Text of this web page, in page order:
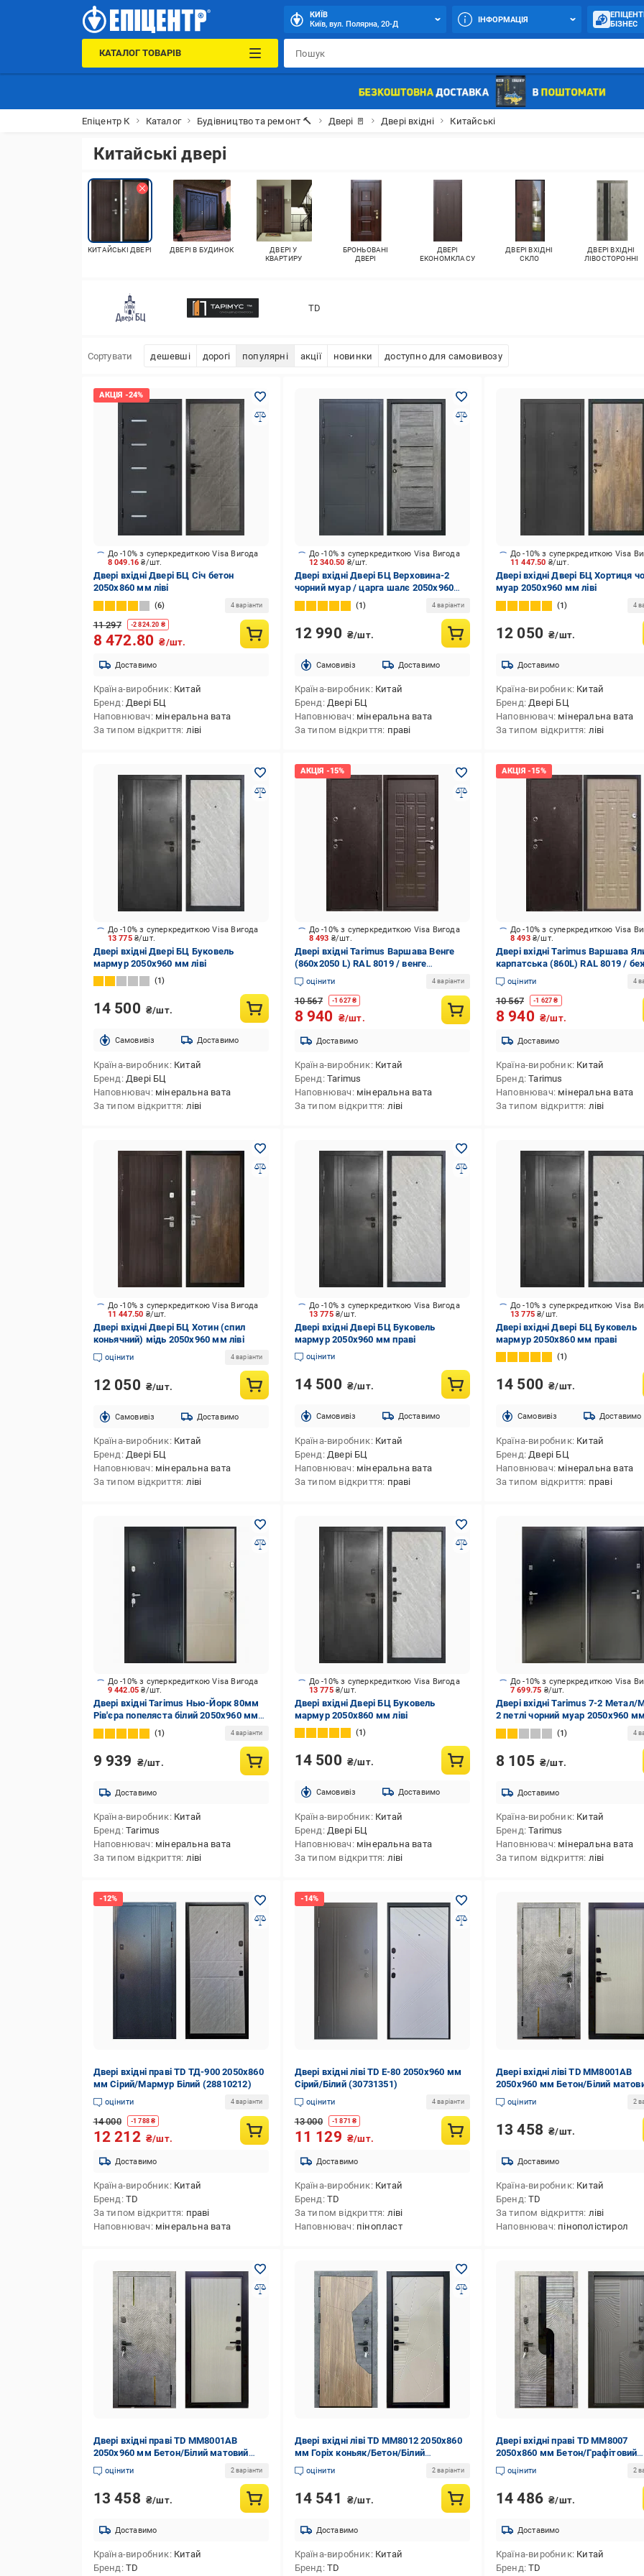
КИЇВ
Київ, вул. Полярна, 20-Д
ІНФОРМАЦІЯ
БІЗНЕС
КАТАЛОГ ТОВАРІВ
Епіцентр К Каталог Будівництво та ремонт 🔨 Двері 🚪 Двері вхідні Китайські
Китайські двері
КИТАЙСЬКІ ДВЕРІ ДВЕРІ В БУДИНОК
ДВЕРІ У
КВАРТИРУ
БРОНЬОВАНІ
ДВЕРІ
ДВЕРІ
ЕКОНОМКЛАСУ
ДВЕРІ ВХІДНІ
СКЛО
ДВЕРІ ВХІДНІ
ЛІВОСТОРОННІ
TD
Сортувати дешевші дорогі популярні акції новинки доступно для самовивозу
8 049.16₴/шт.
До -10% з суперкредиткою Visa Вигода
Двері вхідні Двері БЦ Січ бетон
2050х860 мм ліві
6 4 варіанти
11 297 -2 824.20 ₴
8 472.80 ₴/шт.
Доставимо
Країна-виробник Китай
Бренд Двері БЦ
Наповнювач мінеральна вата
За типом відкриття ліві
12 340.50 ₴/шт.
До -10% з суперкредиткою Visa Вигода
Двері вхідні Двері БЦ Верховина-2
чорний муар / царга шалє 2050x960
мм праві
1 4 варіанти
12 990 ₴/шт.
Cамовивіз Доставимо
Країна-виробник Китай
Бренд Двері БЦ
Наповнювач мінеральна вата
За типом відкриття праві
11 447.50 ₴/шт.
До -10% з суперкредиткою Visa
Двері вхідні Двері БЦ Хортиця
муар 2050x960 мм ліві
1 4
12 050 ₴/шт.
Доставимо
Країна-виробник Китай
Бренд Двері БЦ
Наповнювач мінеральна вата
За типом відкриття ліві
13 775 ₴/шт.
До -10% з суперкредиткою Visa Вигода
Двері вхідні Двері БЦ Буковель
мармур 2050x960 мм ліві
1
14 500 ₴/шт.
Cамовивіз Доставимо
Країна-виробник Китай
Бренд Двері БЦ
Наповнювач мінеральна вата
За типом відкриття ліві
8 493 ₴/шт.
До -10% з суперкредиткою Visa Вигода
Двері вхідні Tarimus Варшава Венге
(860х2050 L) RAL 8019 / венге
2050х860 мм ліві
оцінити 4 варіанти
10 567 -1 627 ₴
8 940 ₴/шт.
Доставимо
Країна-виробник Китай
Бренд Tarimus
Наповнювач мінеральна вата
За типом відкриття ліві
8 493 ₴/шт.
До -10% з суперкредиткою Visa
Двері вхідні Tarimus Варшава
карпатська (860L) RAL 8019 /
2050х860 мм ліві
оцінити 4
10 567 -1 627 ₴
8 940 ₴/шт.
Доставимо
Країна-виробник Китай
Бренд Tarimus
Наповнювач мінеральна вата
За типом відкриття ліві
11 447.50 ₴/шт.
До -10% з суперкредиткою Visa Вигода
Двері вхідні Двері БЦ Хотин (спил
коньячний) мідь 2050x960 мм ліві
оцінити 4 варіанти
12 050 ₴/шт.
Cамовивіз Доставимо
Країна-виробник Китай
Бренд Двері БЦ
Наповнювач мінеральна вата
За типом відкриття ліві
13 775₴/шт.
До -10% з суперкредиткою Visa Вигода
Двері вхідні Двері БЦ Буковель
мармур 2050x960 мм праві
оцінити
14 500 ₴/шт.
Cамовивіз Доставимо
Країна-виробник Китай
Бренд Двері БЦ
Наповнювач мінеральна вата
За типом відкриття праві
13 775₴/шт.
До -10% з суперкредиткою Visa
Двері вхідні Двері БЦ Буковель
мармур 2050х860 мм праві
1
14 500 ₴/шт.
Cамовивіз Доставимо
Країна-виробник Китай
Бренд Двері БЦ
Наповнювач мінеральна вата
За типом відкриття праві
9 442.05₴/шт.
До -10% з суперкредиткою Visa Вигода
Двері вхідні Tarimus Нью-Йорк 80мм
Рів'єра попеляста білий 2050x960 мм
ліві
1 4 варіанти
9 939 ₴/шт.
Доставимо
Країна-виробник Китай
Бренд Tarimus
Наповнювач мінеральна вата
За типом відкриття ліві
13 775₴/шт.
До -10% з суперкредиткою Visa Вигода
Двері вхідні Двері БЦ Буковель
мармур 2050х860 мм ліві
1
14 500 ₴/шт.
Cамовивіз Доставимо
Країна-виробник Китай
Бренд Двері БЦ
Наповнювач мінеральна вата
За типом відкриття ліві
7 699.75 ₴/шт.
До -10% з суперкредиткою Visa
Двері вхідні Tarimus 7-2 Метал/
2 петлі чорний муар 2050x960 мм
1 4
8 105 ₴/шт.
Доставимо
Країна-виробник Китай
Бренд Tarimus
Наповнювач мінеральна вата
За типом відкриття ліві
Двері вхідні праві TD ТД-900 2050х860
мм Сірий/Мармур Білий (28810212)
оцінити 4 варіанти
14 000 -1 788₴
12 212 ₴/шт.
Доставимо
Країна-виробник Китай
Бренд TD
За типом відкриття праві
Наповнювач мінеральна вата
Двері вхідні ліві TD E-80 2050х960 мм
Сірий/Білий (30731351)
оцінити 4 варіанти
13 000 -1 871 ₴
11 129 ₴/шт.
Доставимо
Країна-виробник Китай
Бренд TD
За типом відкриття ліві
Наповнювач пінопласт
Двері вхідні ліві TD MM8001АВ
2050x960 мм Бетон/Білий
(33514714)
оцінити 2
13 458 ₴/шт.
Доставимо
Країна-виробник Китай
Бренд TD
За типом відкриття ліві
Наповнювач пінополістирол
Двері вхідні праві TD MM8001АВ
2050x960 мм Бетон/Білий матовий
(33514722)
оцінити 2 варіанти
13 458 ₴/шт.
Доставимо
Країна-виробник Китай
Бренд TD
Двері вхідні ліві TD MM8012 2050х860
мм Горіх коньяк/Бетон/Білий
(33514876)
оцінити 2 варіанти
14 541 ₴/шт.
Доставимо
Країна-виробник Китай
Бренд TD
Двері вхідні праві TD MM8007
2050x860 мм Бетон/Графітовий
(33514861)
оцінити 2
14 486 ₴/шт.
Доставимо
Країна-виробник Китай
Бренд TD